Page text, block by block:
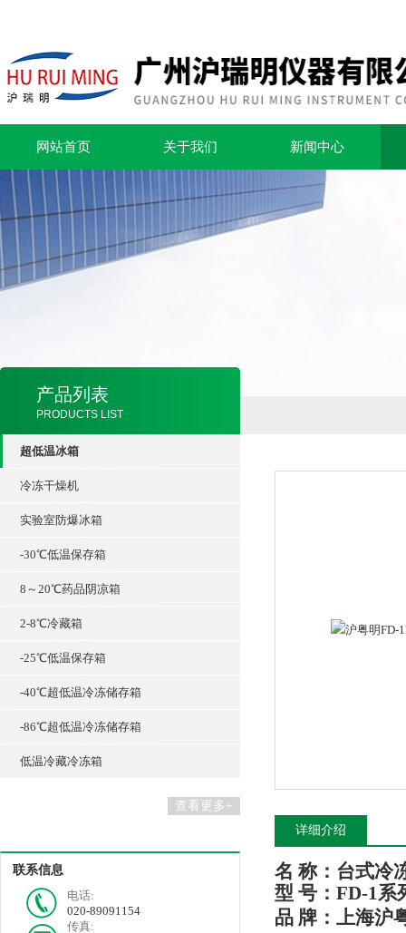
网站首页 关于我们 新闻中心
产品列表
PRODUCTS LIST
超低温冰箱
冷冻干燥机
实验室防爆冰箱
-30℃低温保存箱
8～20℃药品阴凉箱
2-8℃冷藏箱
-25℃低温保存箱
-40℃超低温冷冻储存箱
-86℃超低温冷冻储存箱
低温冷藏冷冻箱
查看更多+
联系信息
电话:
020-89091154
传真:
详细介绍
名 称：台式冷
型 号： FD-1系
品 牌：上海沪